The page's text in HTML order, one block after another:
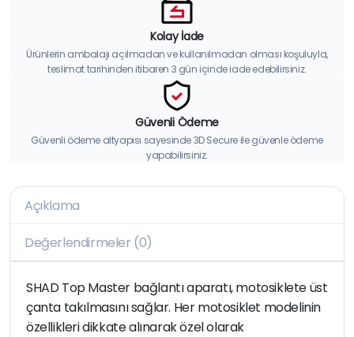
Kolay İade
Ürünlerin ambalajı açılmadan ve kullanılmadan olması koşuluyla,
teslimat tarihinden itibaren 3 gün içinde iade edebilirsiniz.
Güvenli Ödeme
Güvenli ödeme altyapısı sayesinde 3D Secure ile güvenle ödeme
yapabilirsiniz.
Açıklama
Değerlendirmeler (0)
SHAD Top Master bağlantı aparatı, motosiklete üst
çanta takılmasını sağlar. Her motosiklet modelinin
özellikleri dikkate alınarak özel olarak